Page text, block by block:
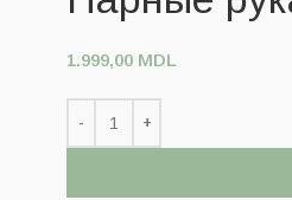
1.999,00 MDL